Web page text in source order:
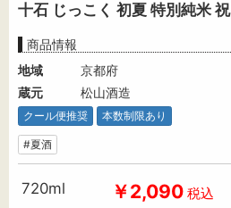
十石 じっこく 初夏 特別純米 祝
商品情報
地域
京都府
蔵元
松山酒造
クール便推奨 本数制限あり
#夏酒
720ml ￥2,090 税込